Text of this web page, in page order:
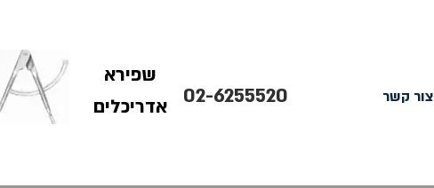
02-6255520
שפירא
אדריכלים
צור קשר